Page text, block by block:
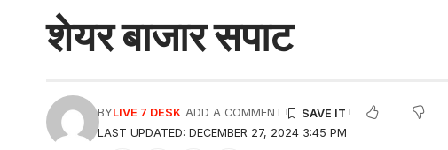
शेयर बाजार सपाट
LAST UPDATED: DECEMBER 27, 2024 3:45 PM
BYLIVE 7 DESK ADD A COMMENT